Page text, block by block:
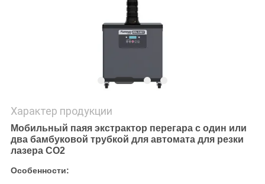
Характер продукции
Мобильный паяя экстрактор перегара с один или
два бамбуковой трубкой для автомата для резки
лазера СО2
Особенности: